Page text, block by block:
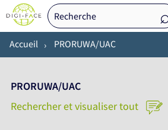
Accueil PRORUWA/UAC
PRORUWA/UAC
Rechercher et visualiser tout